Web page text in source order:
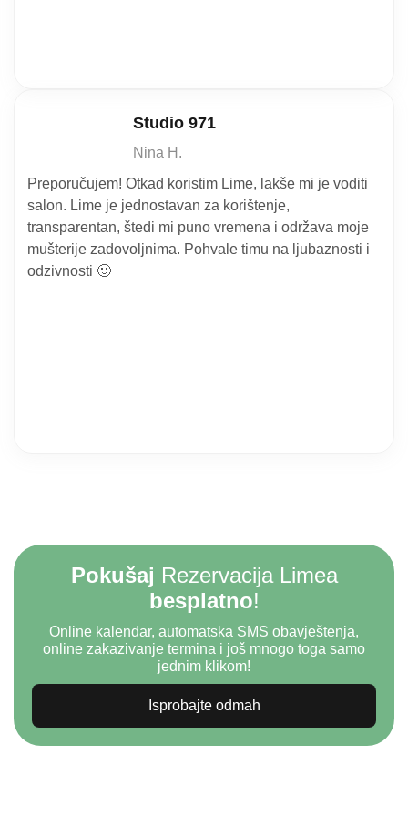
Studio 971
Nina H.
Preporučujem! Otkad koristim Lime, lakše mi je voditi
salon. Lime je jednostavan za korištenje,
transparentan, štedi mi puno vremena i održava moje
mušterije zadovoljnima. Pohvale timu na ljubaznosti i
odzivnosti 🙂
Pokušaj Rezervacija Limea
besplatno!
Online kalendar, automatska SMS obavještenja,
online zakazivanje termina i još mnogo toga samo
jednim klikom!
Isprobajte odmah